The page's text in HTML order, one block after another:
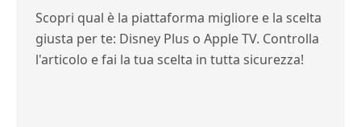
Scopri qual è la piattaforma migliore e la scelta
giusta per te: Disney Plus o Apple TV. Controlla
l'articolo e fai la tua scelta in tutta sicurezza!